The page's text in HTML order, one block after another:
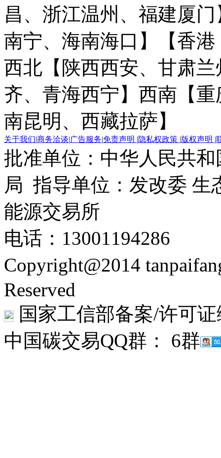
昌、浙江温州、福建厦门
南宁、海南海口】
【香
西北【陕西西安、甘肃
齐、青海西宁】 西南【
南昆明、西藏拉萨】
关于我们|商务洽谈|广告服务|免责声明 |隐私权政策 |版权声明 |
批准单位：中华人民共
局 指导单位：发改委 生
能源交易所
电话：13001194286
Copyright@2014
Reserved
国家工信部备案/许可
中国碳交易QQ群： 6群